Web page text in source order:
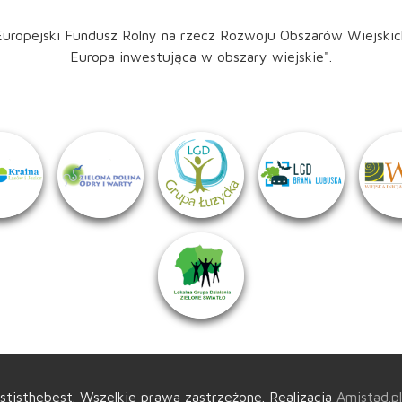
Fundusz Rolny na rzecz Rozwoju Obszarów
Europa inwestująca w obszary wiejskie".
Wszelkie prawa zastrzeżone. Realizacja Amistad.pl